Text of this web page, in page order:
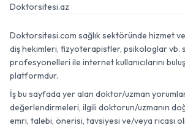
Doktorsitesi.az
Doktorsitesi.com sağlık sektöründe hizmet
diş hekimleri, fizyoterapistler, psikologlar vb.
profesyonelleri ile internet kullanıcılarını
platformdur.
İş bu sayfada yer alan doktor/uzman
değerlendirmeleri, ilgili doktorun/uzmanın
emri, talebi, önerisi, tavsiyesi ve/veya ricası